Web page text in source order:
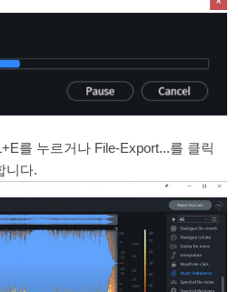
를 누르거나 File-Export...를 클릭
니다.